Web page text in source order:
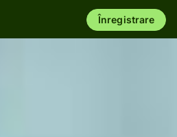
Înregistrare